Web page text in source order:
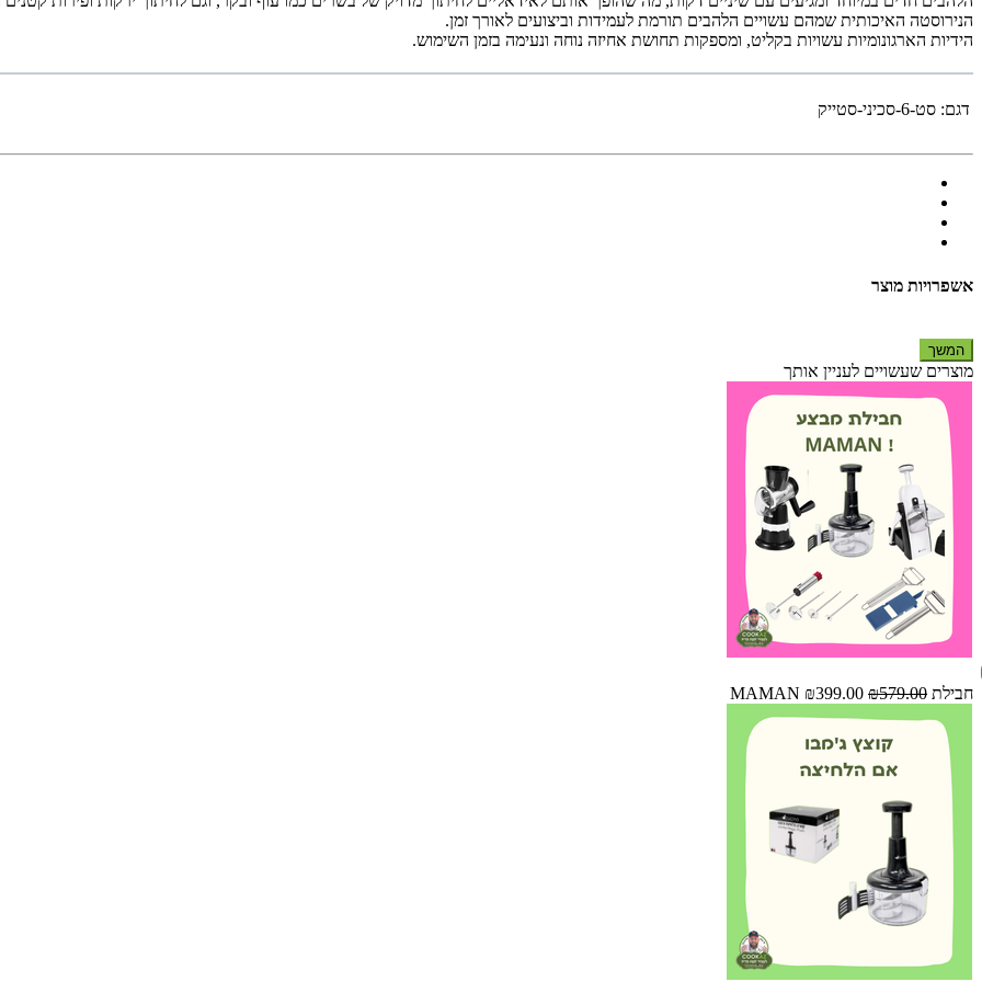
הנירוסטה האיכותית שמהם עשויים הלהבים תורמת לעמידות וביצועים לאורך זמן.
הידיות הארגונומיות עשויות בקליט, ומספקות תחושת אחיזה נוחה ונעימה בזמן השימוש.
דגם: סט-6-סכיני-סטייק
אשפרויות מוצר
המשך
מוצרים שעשויים לעניין אותך
חבילת MAMAN ₪399.00 ₪579.00